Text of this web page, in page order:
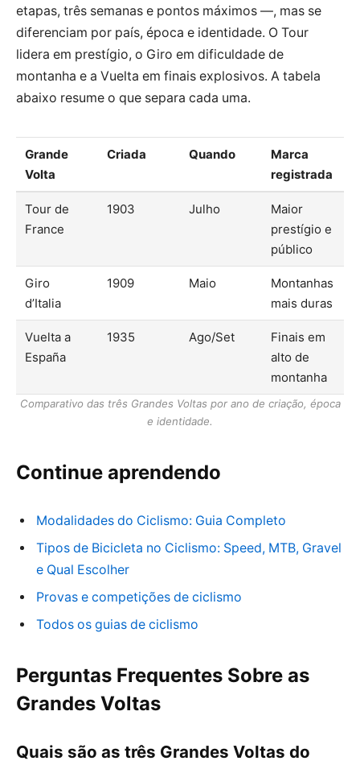
etapas, três semanas e pontos máximos —, mas se
diferenciam por país, época e identidade. O Tour
lidera em prestígio, o Giro em dificuldade de
montanha e a Vuelta em finais explosivos. A tabela
abaixo resume o que separa cada uma.
Grande
Volta
Criada Quando
Marca
registrada
Tour de
France
1903 Julho
Maior
prestígio e
público
Giro
d’Italia
1909 Maio
Montanhas
mais duras
Vuelta a
España
1935 Ago/Set
Finais em
alto de
montanha
Comparativo das três Grandes Voltas por ano de criação, época
e identidade.
Continue aprendendo
Modalidades do Ciclismo: Guia Completo
Tipos de Bicicleta no Ciclismo: Speed, MTB, Gravel
e Qual Escolher
Provas e competições de ciclismo
Todos os guias de ciclismo
Perguntas Frequentes Sobre as
Grandes Voltas
Quais são as três Grandes Voltas do